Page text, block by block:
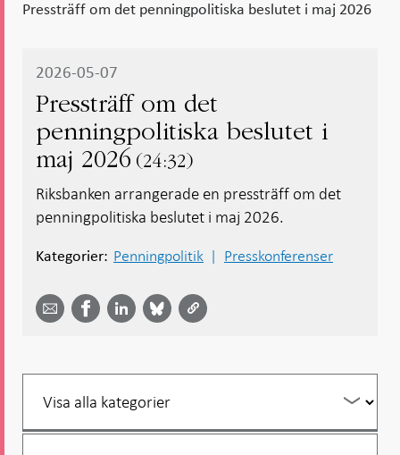
Pressträff om det penningpolitiska beslutet i maj 2026
2026-05-07
Pressträff om det
penningpolitiska beslutet i
maj 2026
24:32
Riksbanken arrangerade en pressträff om det
penningpolitiska beslutet i maj 2026.
Kategorier: Penningpolitik Presskonferenser
email -
Dela på
FacebookLinkedIn
-
på
Bluesky
på
Twitter
Filtrera
Filtrera